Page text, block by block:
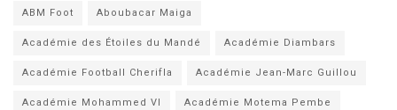
ABM Foot Aboubacar Maiga
Académie des Étoiles du Mandé Académie Diambars
Académie Football Cherifla Académie Jean-Marc Guillou
Académie Mohammed VI Académie Motema Pembe